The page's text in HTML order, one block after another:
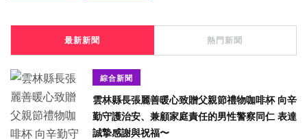
最新新聞 熱門新聞
綜合新聞
雲林縣長張麗善暖心致贈父親節禮物咖啡杯 向辛
勤守護治安、兼顧家庭責任的男性警察同仁 表達
誠摯感謝與祝福〜